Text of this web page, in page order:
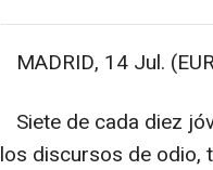
MADRID, 14 Jul.
Siete de cada diez
los discursos de odio,